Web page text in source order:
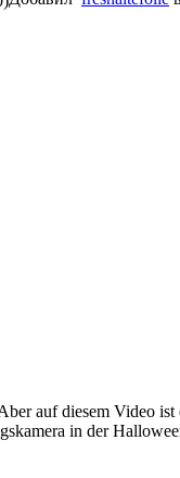
auf diesem Video
in der